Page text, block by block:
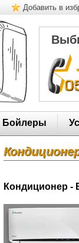
Добавить в
Бойлеры
Кондиционер -